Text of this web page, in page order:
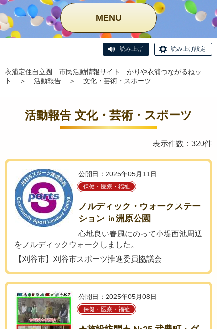
MENU
読み上げ 読み上げ設定
衣浦定住自立圏 市民活動情報サイト かりや衣浦つながるねッ
ト
＞ 活動報告 ＞ 文化・芸術・スポーツ
活動報告 文化・芸術・スポーツ
表示件数：320件
公開日：2025年05月11日
保健・医療・福祉
ノルディック・ウォークステー
ション ㏌洲原公園
心地良い春風にのって小堤西池周辺
をノルディックウォークしました。
【刈谷市】刈谷市スポーツ推進委員協議会
公開日：2025年05月08日
保健・医療・福祉